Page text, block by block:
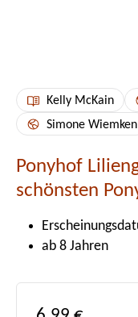
Kelly McKain
Simone Wiemken
Ponyhof
schönsten
ab 8 Jahren
Regulärer Preis: